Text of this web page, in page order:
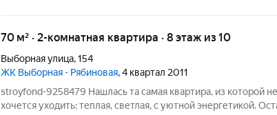
70 м² · 2-комнатная квартира · 8 этаж из 10
Выборная улица,154
ЖК Выборная - Рябиновая, 4 квартал 2011
stroyfond-9258479 Нашлась та самая квартира, из которой не
хочется уходить: теплая, светлая, с уютной энергетикой.